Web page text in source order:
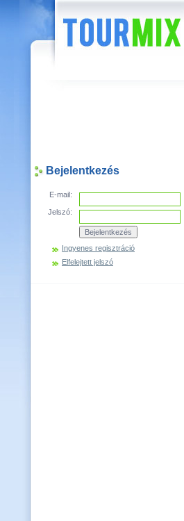
Bejelentkezés
E-mail:
Jelszó:
Ingyenes regisztráció
Elfelejtett jelszó